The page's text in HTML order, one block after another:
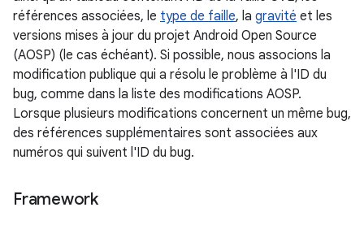
références associées, le type de faille, la gravité et les
versions mises à jour du projet Android Open Source
(AOSP) (le cas échéant). Si possible, nous associons la
modification publique qui a résolu le problème à l'ID du
bug, comme dans la liste des modifications AOSP.
Lorsque plusieurs modifications concernent un même bug,
des références supplémentaires sont associées aux
numéros qui suivent l'ID du bug.
Framework